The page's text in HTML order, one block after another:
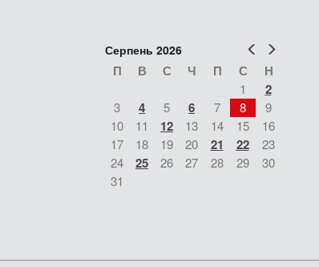
Попер
Серпень 2026
П В С Ч П С Н
1 2
3 4 5 6 7 8
9
10
11 12 13 14 15
16
17
18 19 20 21 22
23
24
25 26 27 28 29
30
31